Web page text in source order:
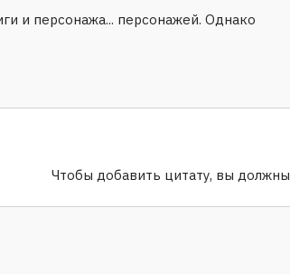
и персонажа... персонажей. Однако
Чтобы добавить цитату, вы должны